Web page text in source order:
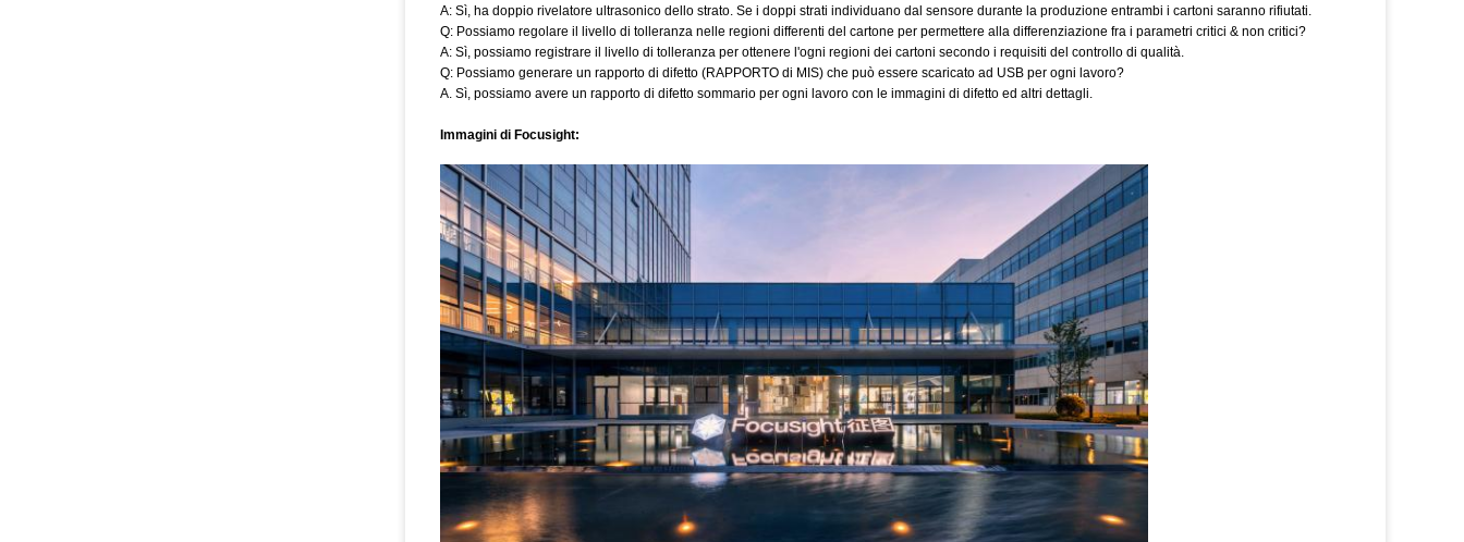
A: Sì, ha doppio rivelatore ultrasonico dello strato. Se i doppi strati individuano dal sensore durante la produzione entrambi i cartoni saranno rifiutati.
Q: Possiamo regolare il livello di tolleranza nelle regioni differenti del cartone per permettere alla differenziazione fra i parametri critici & non critici?
A: Sì, possiamo registrare il livello di tolleranza per ottenere l'ogni regioni dei cartoni secondo i requisiti del controllo di qualità.
Q: Possiamo generare un rapporto di difetto (RAPPORTO di MIS) che può essere scaricato ad USB per ogni lavoro?
A. Sì, possiamo avere un rapporto di difetto sommario per ogni lavoro con le immagini di difetto ed altri dettagli.
Immagini di Focusight: